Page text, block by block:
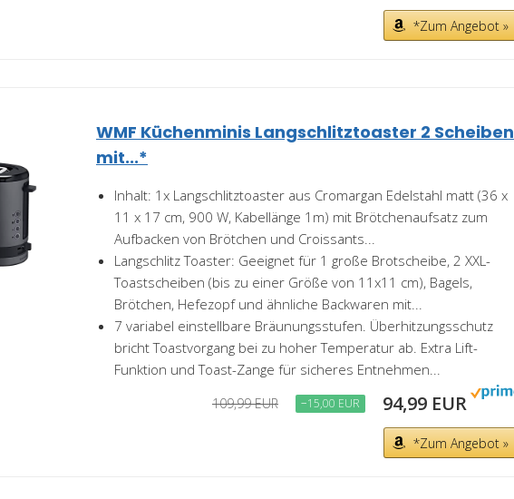
*Zum Angebot »
WMF Küchenminis Langschlitztoaster 2 Scheiben
mit...*
Inhalt: 1x Langschlitztoaster aus Cromargan Edelstahl matt (36 x
11 x 17 cm, 900 W, Kabellänge 1m) mit Brötchenaufsatz zum
Aufbacken von Brötchen und Croissants...
Langschlitz Toaster: Geeignet für 1 große Brotscheibe, 2 XXL-
Toastscheiben (bis zu einer Größe von 11x11 cm), Bagels,
Brötchen, Hefezopf und ähnliche Backwaren mit...
7 variabel einstellbare Bräunungsstufen. Überhitzungsschutz
bricht Toastvorgang bei zu hoher Temperatur ab. Extra Lift-
Funktion und Toast-Zange für sicheres Entnehmen...
109,99 EUR −15,00 EUR 94,99 EUR
*Zum Angebot »